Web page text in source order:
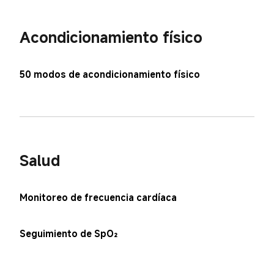
Acondicionamiento físico
50 modos de acondicionamiento físico
Salud
Monitoreo de frecuencia cardíaca
Seguimiento de SpO₂